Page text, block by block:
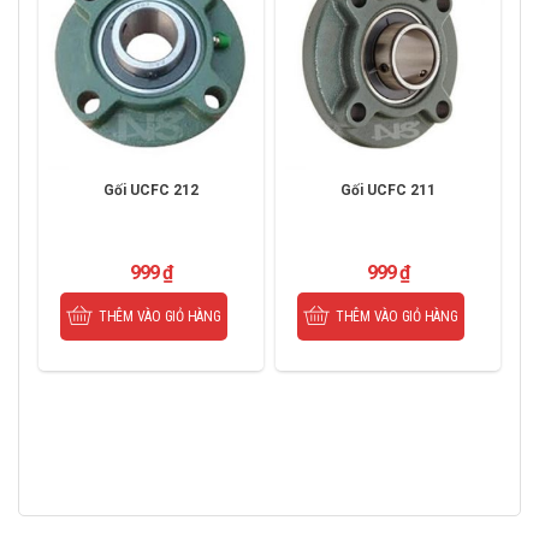
Gối UCFC 212
999₫
THÊM VÀO GIỎ HÀNG
Gối UCFC 211
999₫
THÊM VÀO GIỎ HÀNG